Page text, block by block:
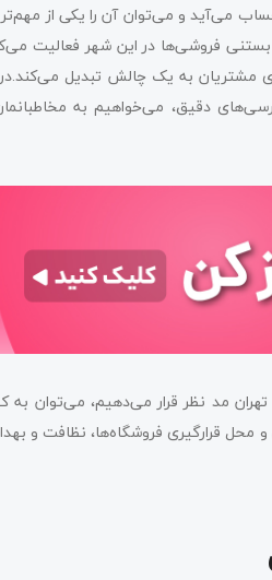
می‌آید و می‌توان آن را یکی از
فروشی‌ها در این شهر فعالیت
مشتریان به یک چالش تبدیل
دقیق، می‌خواهیم به مخاطبانمان
مد نظر قرار می‌دهیم، می‌توان
قرارگیری فروشگاه‌ها، نظافت و